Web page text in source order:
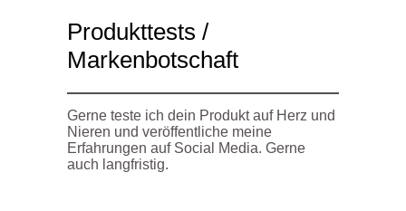
Produkttests /
Markenbotschaft
Gerne teste ich dein Produkt auf Herz und
Nieren und veröffentliche meine
Erfahrungen auf Social Media. Gerne
auch langfristig.